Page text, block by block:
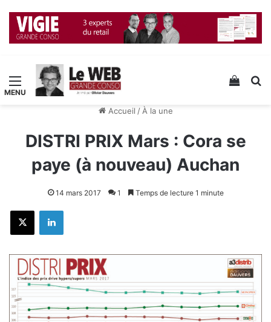
Menu Voir
Accueil / À la une
DISTRI PRIX Mars : Cora se
paye (à nouveau) Auchan
14 mars 2017 1 Temps de lecture 1 minute
X Linkedin